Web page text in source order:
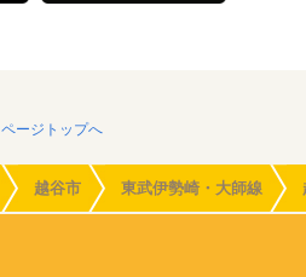
ページトップへ
越谷市 東武伊勢崎・大師線